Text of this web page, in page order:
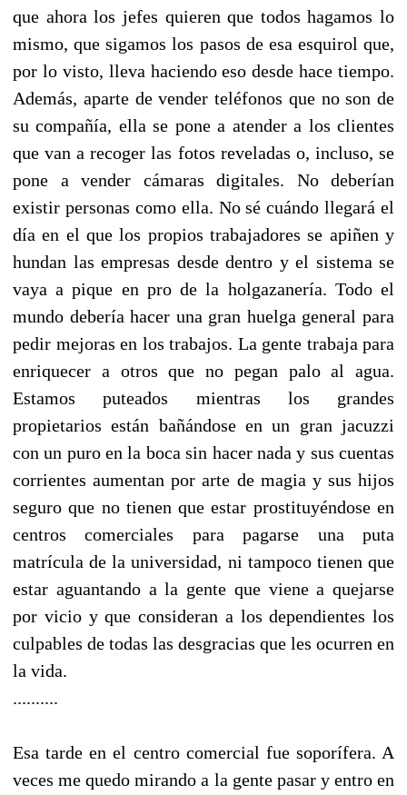
que ahora los jefes quieren que todos hagamos lo
mismo, que sigamos los pasos de esa esquirol que,
por lo visto, lleva haciendo eso desde hace tiempo.
Además, aparte de vender teléfonos que no son de
su compañía, ella se pone a atender a los clientes
que van a recoger las fotos reveladas o, incluso, se
pone a vender cámaras digitales. No deberían
existir personas como ella. No sé cuándo llegará el
día en el que los propios trabajadores se apiñen y
hundan las empresas desde dentro y el sistema se
vaya a pique en pro de la holgazanería. Todo el
mundo debería hacer una gran huelga general para
pedir mejoras en los trabajos. La gente trabaja para
enriquecer a otros que no pegan palo al agua.
Estamos puteados mientras los grandes
propietarios están bañándose en un gran jacuzzi
con un puro en la boca sin hacer nada y sus cuentas
corrientes aumentan por arte de magia y sus hijos
seguro que no tienen que estar prostituyéndose en
centros comerciales para pagarse una puta
matrícula de la universidad, ni tampoco tienen que
estar aguantando a la gente que viene a quejarse
por vicio y que consideran a los dependientes los
culpables de todas las desgracias que les ocurren en
la vida.
..........
Esa tarde en el centro comercial fue soporífera. A
veces me quedo mirando a la gente pasar y entro en